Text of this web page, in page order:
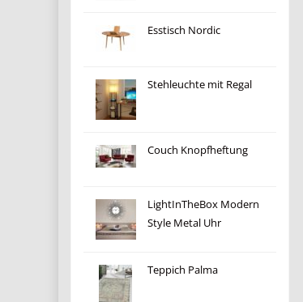
Esstisch Nordic
Stehleuchte mit Regal
Couch Knopfheftung
LightInTheBox Modern
Style Metal Uhr
Teppich Palma